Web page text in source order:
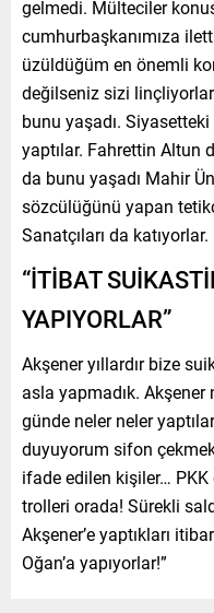
gelmedi. Mülteciler
cumhurbaşkanımıza
üzüldüğüm en önemli
değilseniz sizi
bunu yaşadı.
yaptılar. Fahrettin Altun
da bunu yaşadı Mahir
sözcülüğünü yapan
Sanatçıları da katıyorlar.
“İTİBAT
YAPIYORLAR”
Akşener yıllardır bize
asla yapmadık.
günde neler neler
duyuyorum sifon
ifade edilen kişiler… PKK
trolleri orada! Sürekli
Akşener’e yaptıkları
Oğan’a yapıyorlar!”